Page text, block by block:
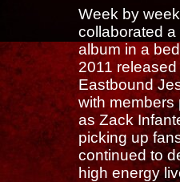
Week by
collaborated a
album in a
2011
Eastbound
with members
as Zack
picking up
continued to
high energy